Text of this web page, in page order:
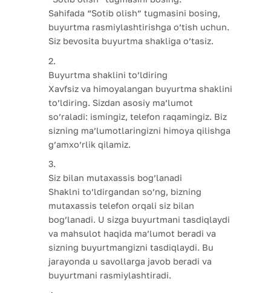
Sahifada “Sotib olish” tugmasini bosing,
buyurtma rasmiylashtirishga o’tish uchun.
Siz bevosita buyurtma shakliga o’tasiz.
Buyurtma shaklini to’ldiring
Xavfsiz va himoyalangan buyurtma shaklini
to’ldiring. Sizdan asosiy ma’lumot
so’raladi: ismingiz, telefon raqamingiz. Biz
sizning ma’lumotlaringizni himoya qilishga
g’amxo’rlik qilamiz.
Siz bilan mutaxassis bog’lanadi
Shaklni to’ldirgandan so’ng, bizning
mutaxassis telefon orqali siz bilan
bog’lanadi. U sizga buyurtmani tasdiqlaydi
va mahsulot haqida ma’lumot beradi va
sizning buyurtmangizni tasdiqlaydi. Bu
jarayonda u savollarga javob beradi va
buyurtmani rasmiylashtiradi.